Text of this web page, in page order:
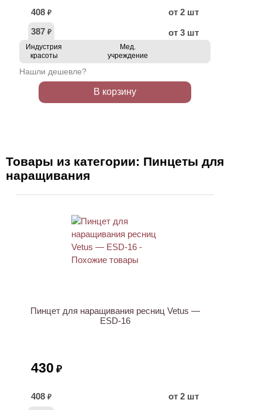
408 ₽
от 2 шт
387 ₽ от 3 шт
Индустрия
красоты
Мед.
учреждение
Нашли дешевле?
В корзину
Товары из категории: Пинцеты для
наращивания
Пинцет для наращивания ресниц Vetus —
ESD-16
430 ₽
408 ₽
от 2 шт